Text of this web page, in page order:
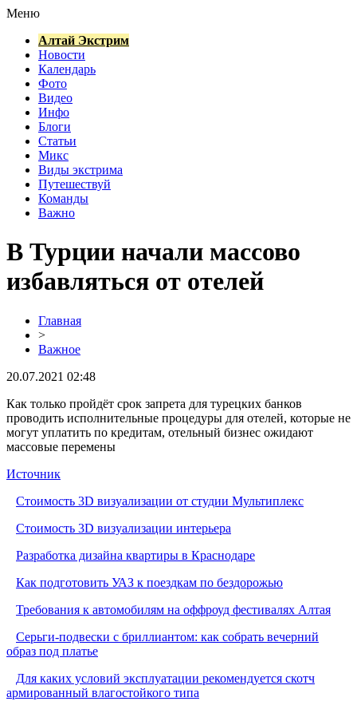
Меню
Алтай Экстрим
Новости
Календарь
Фото
Видео
Инфо
Блоги
Статьи
Микс
Виды экстрима
Путешествуй
Команды
Важно
В Турции начали массово
избавляться от отелей
Главная
>
Важное
20.07.2021 02:48
Как только пройдёт срок запрета для турецких банков
проводить исполнительные процедуры для отелей, которые не
могут уплатить по кредитам, отельный бизнес ожидают
массовые перемены
Источник
Стоимость 3D визуализации от студии Мультиплекс
Стоимость 3D визуализации интерьера
Разработка дизайна квартиры в Краснодаре
Как подготовить УАЗ к поездкам по бездорожью
Требования к автомобилям на оффроуд фестивалях Алтая
Серьги-подвески с бриллиантом: как собрать вечерний
образ под платье
Для каких условий эксплуатации рекомендуется скотч
армированный влагостойкого типа